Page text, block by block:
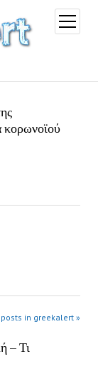
open
menu
κορωνοϊού
posts in greekalert »
– Τι